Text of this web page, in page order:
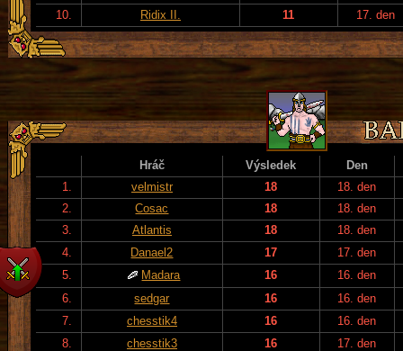
10.
Ridix II. 11 17. den
Hráč Výsledek
Den
1.
velmistr 18
18. den
2.
Cosac 18
18. den
3.
Atlantis 18
18. den
4.
Danael2 17
17. den
5.
Madara 16
16. den
6.
sedgar 16
16. den
7.
chesstik4 16
16. den
8.
chesstik3 16
17. den